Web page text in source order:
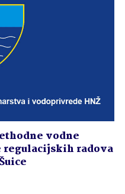
vodne
regulacijskih radova